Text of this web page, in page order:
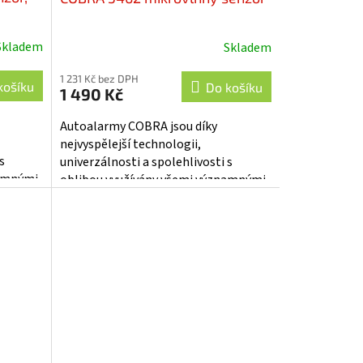
produktu
je
5,0
z
5
hvězdiček.
Skladem
1 231 Kč bez DPH
1 490 Kč Do košíku
Autoalarmy COBRA jsou díky
nejvyspělejší technologii,
univerzálnosti a spolehlivosti s
oblibou využívány všemi významnými